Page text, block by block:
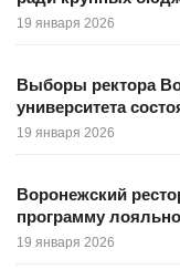
19 января 2026
Выборы ректора
университета
19 января 2026
Воронежский
программу
19 января 2026